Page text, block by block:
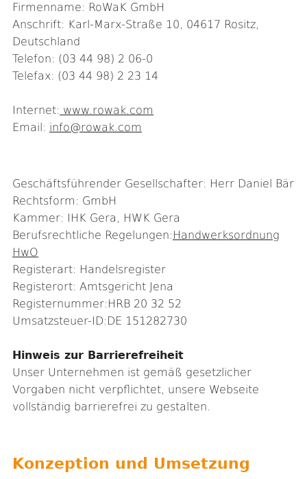
Firmenname: RoWaK GmbH
Anschrift: Karl-Marx-Straße 10, 04617 Rositz,
Deutschland
Telefon: (03 44 98) 2 06-0
Telefax: (03 44 98) 2 23 14
Internet: www.rowak.com
Email: info@rowak.com
Geschäftsführender Gesellschafter: Herr Daniel Bär
Rechtsform: GmbH
Kammer: IHK Gera, HWK Gera
Berufsrechtliche Regelungen: Handwerksordnung
HwO
Registerart: Handelsregister
Registerort: Amtsgericht Jena
Registernummer:HRB 20 32 52
Umsatzsteuer-ID:DE 151282730
Hinweis zur Barrierefreiheit
Unser Unternehmen ist gemäß gesetzlicher
Vorgaben nicht verpflichtet, unsere Webseite
vollständig barrierefrei zu gestalten.
Konzeption und Umsetzung